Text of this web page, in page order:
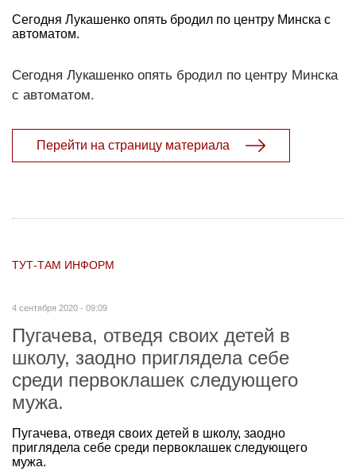
Сегодня Лукашенко опять бродил по центру Минска с
автоматом.
Сегодня Лукашенко опять бродил по центру Минска
с автоматом.
Перейти на страницу материала
ТУТ-ТАМ ИНФОРМ
4 сентября 2020 - 09:09
Пугачева, отведя своих детей в
школу, заодно приглядела себе
среди первоклашек следующего
мужа.
Пугачева, отведя своих детей в школу, заодно
приглядела себе среди первоклашек следующего
мужа.